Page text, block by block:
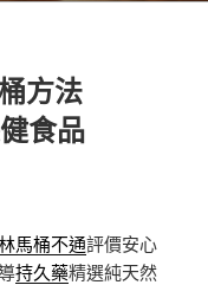
方法
食品
馬桶不通評價安心
持久藥精選純天然